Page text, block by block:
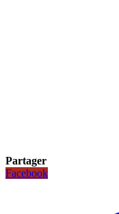
Partager
Facebook